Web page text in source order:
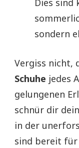
Dies sind
sondern
Vergiss nicht,
Schuhe jedes
gelungenen
schnür dir
in der
sind bereit für